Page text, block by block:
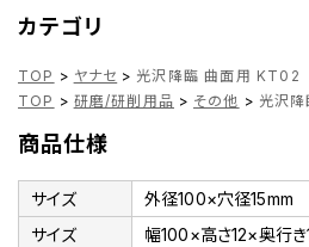
カテゴリ
TOP > ヤナセ > 光沢降臨 曲面用 KT02
TOP > 研磨/研削用品 > その他 > 光沢
商品仕様
サイズ
外径100×穴径15mm
サイズ
幅100×高さ12×奥行